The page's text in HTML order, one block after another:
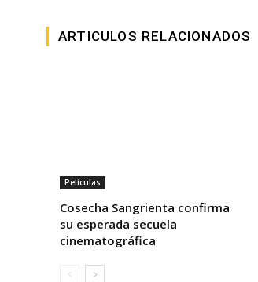
ARTICULOS RELACIONADOS
Películas
Cosecha Sangrienta confirma
su esperada secuela
cinematográfica